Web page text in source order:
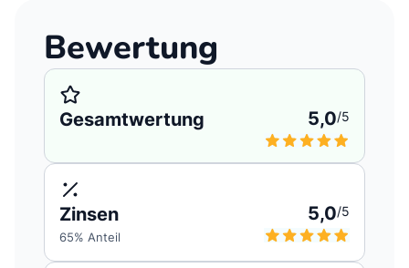
Bewertung
Gesamtwertung 5,0/5
Zinsen 5,0/5
65% Anteil